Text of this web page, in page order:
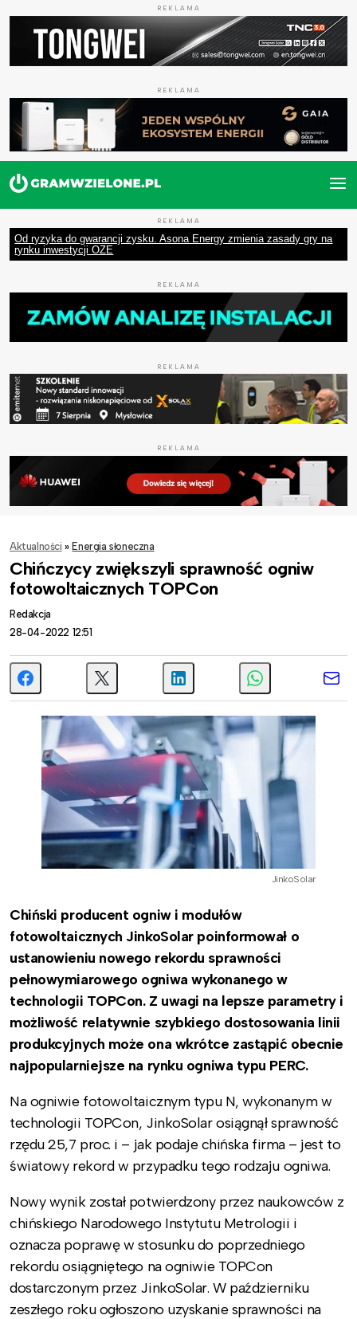
REKLAMA
REKLAMA
REKLAMA
Od ryzyka do gwarancji zysku. Asona Energy zmienia zasady gry na
rynku inwestycji OZE
REKLAMA
REKLAMA
REKLAMA
Aktualności » Energia słoneczna
Chińczycy zwiększyli sprawność ogniw
fotowoltaicznych TOPCon
Redakcja
28-04-2022 12:51
JinkoSolar
Chiński producent ogniw i modułów
fotowoltaicznych JinkoSolar poinformował o
ustanowieniu nowego rekordu sprawności
pełnowymiarowego ogniwa wykonanego w
technologii TOPCon. Z uwagi na lepsze parametry i
możliwość relatywnie szybkiego dostosowania linii
produkcyjnych może ona wkrótce zastąpić obecnie
najpopularniejsze na rynku ogniwa typu PERC.
Na ogniwie fotowoltaicznym typu N, wykonanym w
technologii TOPCon, JinkoSolar osiągnął sprawność
rzędu 25,7 proc. i – jak podaje chińska firma – jest to
światowy rekord w przypadku tego rodzaju ogniwa.
Nowy wynik został potwierdzony przez naukowców z
chińskiego Narodowego Instytutu Metrologii i
oznacza poprawę w stosunku do poprzedniego
rekordu osiągniętego na ogniwie TOPCon
dostarczonym przez JinkoSolar. W październiku
zeszłego roku ogłoszono uzyskanie sprawności na